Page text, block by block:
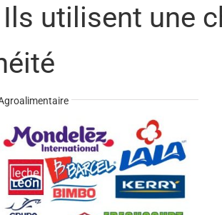
Ils utilisent une